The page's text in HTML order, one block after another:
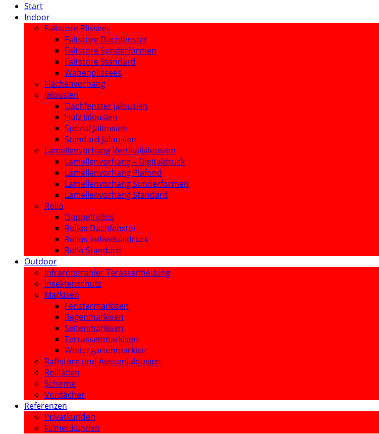
Start
Indoor
Faltstore Plissees
Faltstore Dachfenster
Faltstore Sonderformen
Faltstore Standard
Wabenplissees
Flächenvorhang
Jalousien
Dachfenster Jalousien
Holz Jalousien
Spezial Jalousien
Standard Jalousien
Lamellenvorhang Vertikaljalousien
Lamellenvorhang – Digitaldruck
Lamellenvorhang Plafond
Lamellenvorhang Sonderformen
Lamellenvorhang Standard
Rollo
Doppelrollos
Rollos Dachfenster
Rollos Individualdruck
Rollo Standard
Outdoor
Infrarotstrahler Terassenheizung
Insektenschutz
Markisen
Fenstermarkisen
Regenmarkisen
Seitenmarkisen
Terrassenmarkisen
Wintergartenmarkise
Raffstore und Aussenjalousien
Rollläden
Schirme
Vordächer
Referenzen
Privatkunden
Firmenkunden